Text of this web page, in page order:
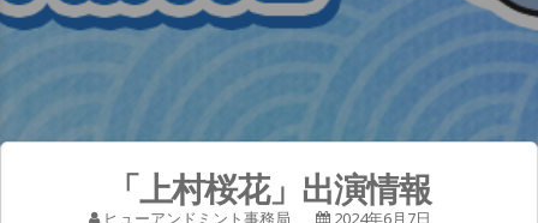
「上村桜花」出演情報
ヒューアンドミント事務局 2024年6月7日